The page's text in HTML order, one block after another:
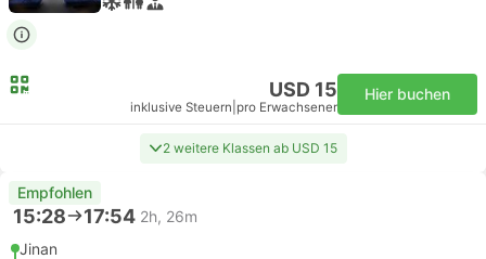
USD 15
inklusive Steuern pro Erwachsener
Hier buchen
2 weitere Klassen ab USD 15
Empfohlen
15:28 17:54 2h, 26m
Jinan